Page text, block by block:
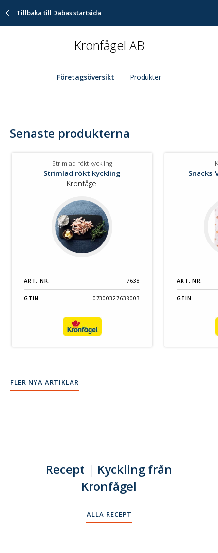
Tillbaka till Dabas startsida
Kronfågel AB
Företagsöversikt Produkter
Senaste produkterna
Strimlad rökt kyckling
Strimlad rökt kyckling
Kronfågel
ART. NR. 7638
GTIN 07300327638003
Snacks
ART. NR.
GTIN
FLER NYA ARTIKLAR
Recept | Kyckling från
Kronfågel
ALLA RECEPT